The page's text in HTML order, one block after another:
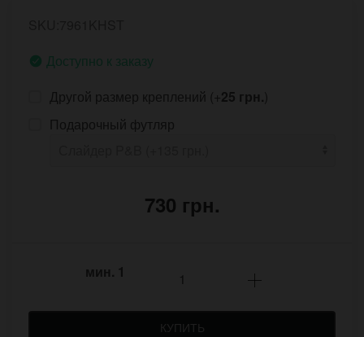
Доступно к заказу
Другой размер креплений (+25 грн.)
Подарочный футляр
730 грн.
мин. 1
КУПИТЬ